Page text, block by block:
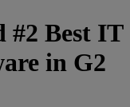
#2 Best IT
in G2